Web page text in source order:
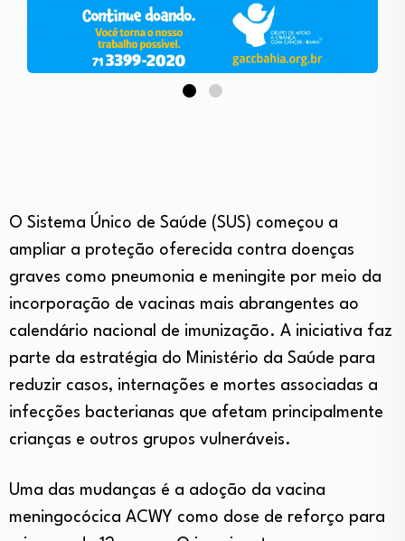
O Sistema Único de Saúde (SUS) começou a
ampliar a proteção oferecida contra doenças
graves como pneumonia e meningite por meio da
incorporação de vacinas mais abrangentes ao
calendário nacional de imunização. A iniciativa faz
parte da estratégia do Ministério da Saúde para
reduzir casos, internações e mortes associadas a
infecções bacterianas que afetam principalmente
crianças e outros grupos vulneráveis.
Uma das mudanças é a adoção da vacina
meningocócica ACWY como dose de reforço para